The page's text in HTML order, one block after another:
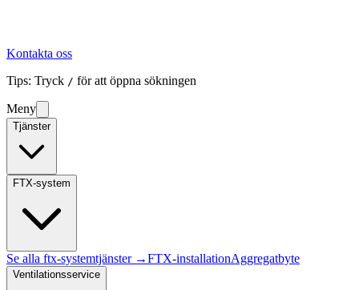
Kontakta oss
Tips: Tryck / för att öppna sökningen
Meny
Tjänster
FTX-system
Se alla ftx-systemtjänster →FTX-installationAggregatbyte
Ventilationsservice